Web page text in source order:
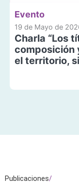
Evento
19 de Mayo de
Charla “Los
composición
el territorio,
Publicaciones/